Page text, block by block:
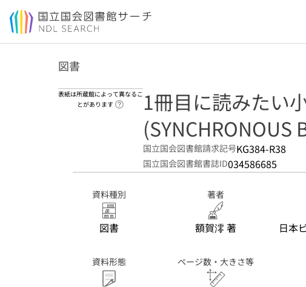
本文へ移動
図書
表紙は所蔵館によって異なるこ
とがあります
ヘルプページへのリンク
1冊目に読みたい
(SYNCHRONOUS
国立国会図書館請求記号KG384-R38
国立国会図書館書誌ID034586685
資料種別
図書
著者
額賀澪 著 日本
資料形態 ページ数・大きさ等